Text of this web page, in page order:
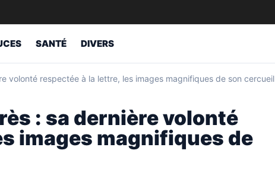
SANTÉ DIVERS
volonté respectée à la lettre, les images magnifiques de son cercueil
: sa dernière volonté
images magnifiques de